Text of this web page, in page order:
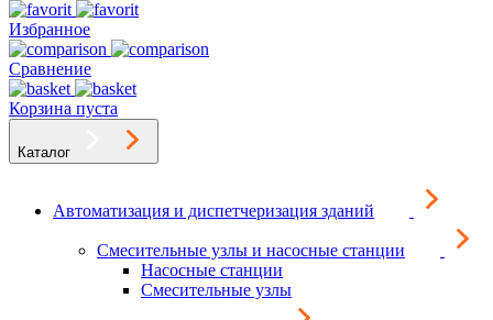
Избранное
Сравнение
Корзина пуста
Каталог
Автоматизация и диспетчеризация зданий
Смесительные узлы и насосные станции
Насосные станции
Смесительные узлы